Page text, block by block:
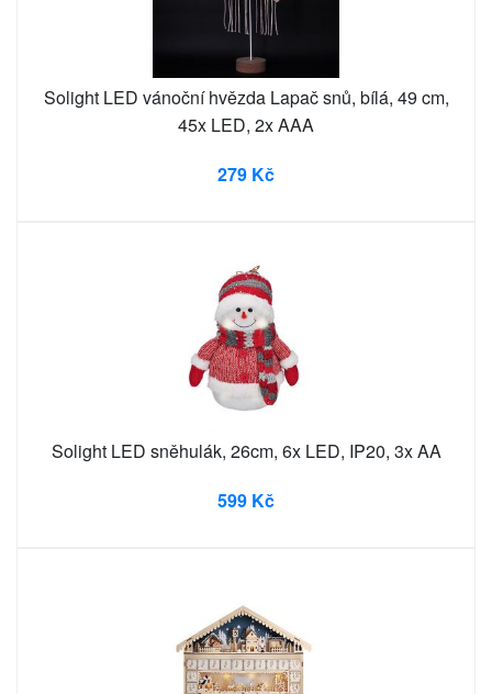
Solight LED vánoční hvězda Lapač snů, bílá, 49 cm,
45x LED, 2x AAA
279 Kč
Solight LED sněhulák, 26cm, 6x LED, IP20, 3x AA
599 Kč